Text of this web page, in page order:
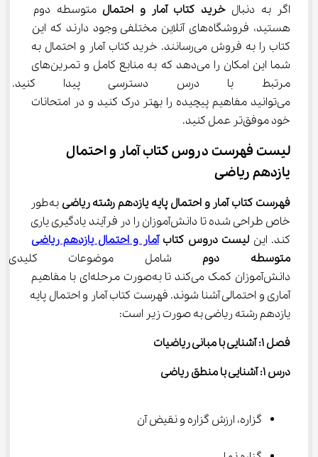
اگر به دنبال خرید کتاب آمار و احتمال متوسطه دوم
هستید، فروشگاه‌های آنلاین مختلفی وجود دارند که این
کتاب را به فروش می‌رسانند. خرید کتاب آمار و احتمال به
شما این امکان را می‌دهد که به منابع کامل و تمرین‌های
مرتبط با درس دسترسی پیدا
می‌توانید مفاهیم پیچیده را بهتر درک کنید و در امتحانات
خود موفق‌تر عمل کنید.
لیست فهرست دروس کتاب آمار و احتمال
یازدهم ریاضی
فهرست کتاب آمار و احتمال پایه یازدهم رشته ریاضی
به‌طور
خاص طراحی شده تا دانش‌آموزان را در فرآیند یادگیری یاری
کند. این لیست دروس کتاب آمار و احتمال یازدهم ریاضی
متوسطه دوم شامل موضوعات
دانش‌آموزان کمک می‌کند تا به‌صورت مرحله‌ای با مفاهیم
آماری و احتمالی آشنا شوند. فهرست کتاب آمار و احتمال پایه
یازدهم رشته ریاضی به صورت زیر است:
فصل ۱: آشنایی با مبانی ریاضیات
درس ۱: آشنایی با منطق ریاضی
گزاره، ارزش گزاره و نقیض آن